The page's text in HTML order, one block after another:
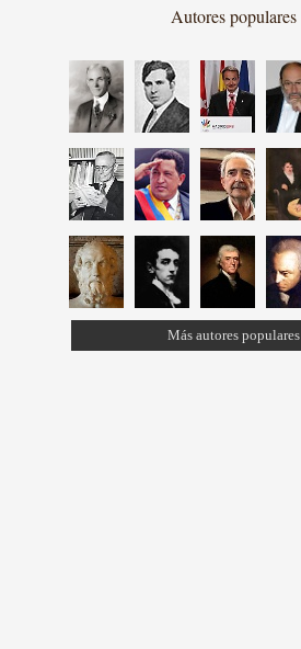
Autores populares
Más autores populares